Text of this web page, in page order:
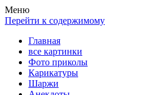
Весела хата — прикольные картинки,
клипы!
Покажем всем ваши фото приколы,
рассказы, видео и песни!
Меню
Перейти к содержимому
Главная
все картинки
Фото приколы
Карикатуры
Шаржи